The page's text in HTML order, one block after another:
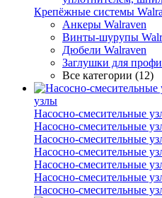
Крепёжные системы
Анкеры Walraven
Винты-шурупы
Дюбели Walraven
Заглушки для
Все категории (12)
узлы
Насосно-смесительные
Насосно-смесительные
Насосно-смесительные
Насосно-смесительные
Насосно-смесительные
Насосно-смесительные
Насосно-смесительные